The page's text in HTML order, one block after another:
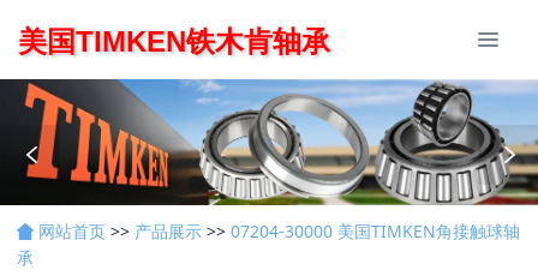
美国TIMKEN铁木肯轴承
网站首页 >> 产品展示 >> 07204-30000 美国TIMKEN角接触球轴
承